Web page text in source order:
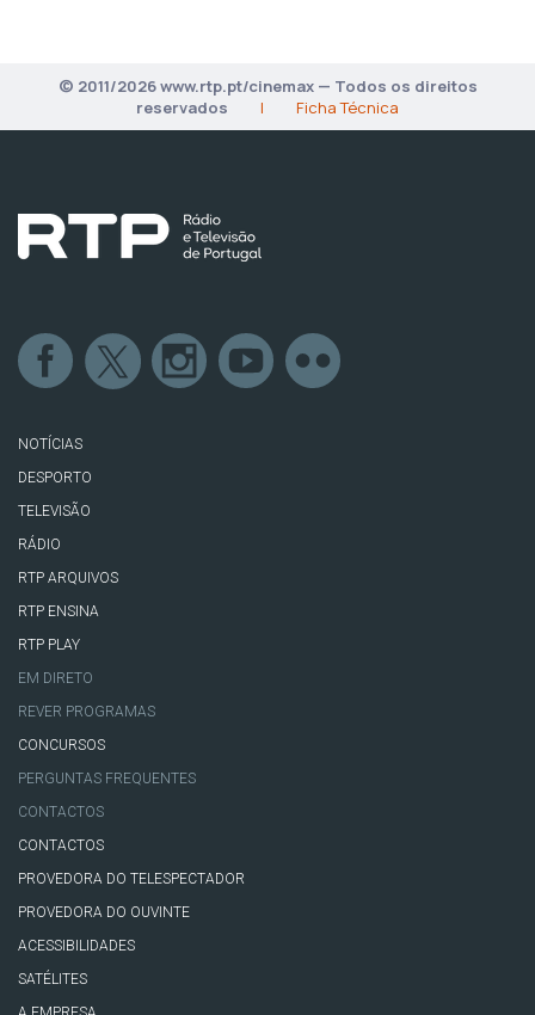
© 2011/2026 www.rtp.pt/cinemax — Todos os direitos
reservados
| Ficha Técnica
NOTÍCIAS
DESPORTO
TELEVISÃO
RÁDIO
RTP ARQUIVOS
RTP ENSINA
RTP PLAY
EM DIRETO
REVER PROGRAMAS
CONCURSOS
PERGUNTAS FREQUENTES
CONTACTOS
CONTACTOS
PROVEDORA DO TELESPECTADOR
PROVEDORA DO OUVINTE
ACESSIBILIDADES
SATÉLITES